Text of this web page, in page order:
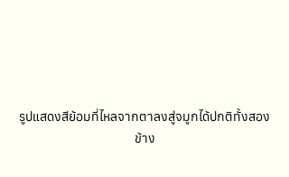
รูปแสดงสีย้อมที่ไหลจากตาลงสู่จมูกได้ปกติทั้งสอง
ข้าง